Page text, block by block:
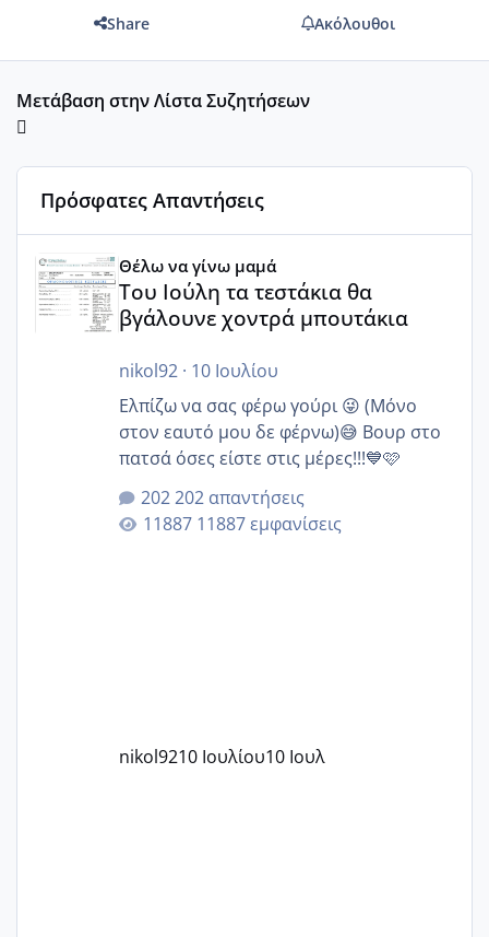
Share Ακόλουθοι
Μετάβαση στην Λίστα Συζητήσεων
Πρόσφατες Απαντήσεις
Θέλω να γίνω μαμά
Του Ιούλη τα τεστάκια θα
βγάλουνε χοντρά μπουτάκια
nikol92· 10 Ιουλίου
Ελπίζω να σας φέρω γούρι 😜 (Μόνο
στον εαυτό μου δε φέρνω)😅 Βουρ στο
πατσά όσες είστε στις μέρες!!!💙🩷
202 απαντήσεις
11887 εμφανίσεις
nikol9210 Ιουλίου10 Ιουλ